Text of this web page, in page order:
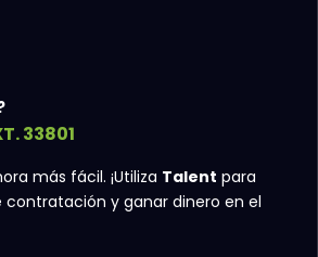
33801
más fácil. ¡Utiliza Talent para
contratación y ganar dinero en el